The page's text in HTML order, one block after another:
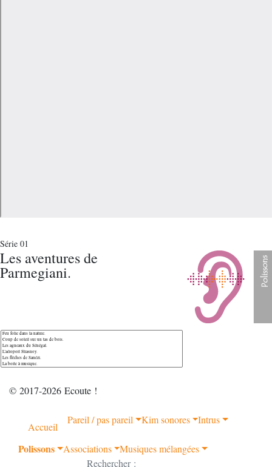
Série 01
Les aventures de
Parmegiani.
© 2017-2026 Ecoute !
Accueil
Pareil / pas pareil Kim sonores Intrus
Polissons Associations
Musiques mélangées
Rechercher :